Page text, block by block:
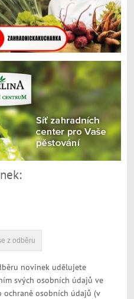
novinek udělujete
svých osobních údajů ve
ochraně osobních údajů (v